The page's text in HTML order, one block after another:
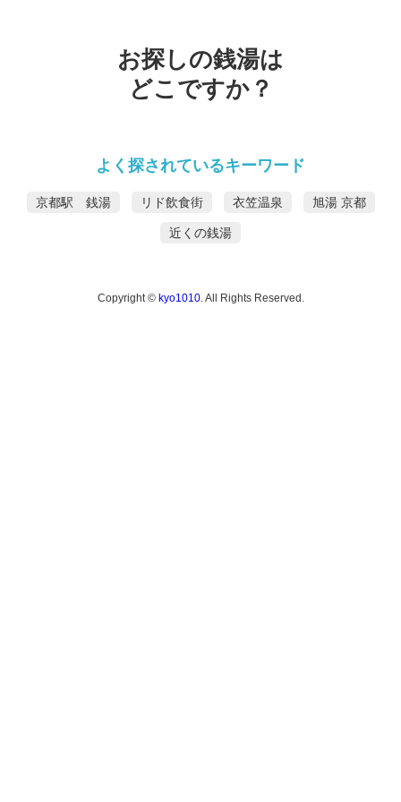
お探しの銭湯は
どこですか？
よく探されているキーワード
京都駅 銭湯 リド飲食街 衣笠温泉 旭湯 京都
近くの銭湯
Copyright © kyo1010. All Rights Reserved.